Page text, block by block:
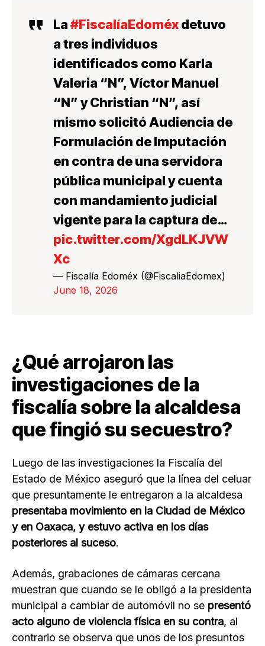
La#FiscalíaEdoméxdetuvo
a tres individuos
identificados como Karla
Valeria “N”, Víctor Manuel
“N” y Christian “N”, así
mismo solicitó Audiencia de
Formulación de Imputación
en contra de una servidora
pública municipal y cuenta
con mandamiento judicial
vigente para la captura de…
pic.twitter.com/XgdLKJVW
Xc
— Fiscalía Edoméx (@FiscaliaEdomex)
June 18, 2026
¿Qué arrojaron las
investigaciones de la
fiscalía sobre la alcaldesa
que fingió su secuestro?
Luego de las investigaciones la Fiscalía del
Estado de México aseguró que la línea del celuar
que presuntamente le entregaron a la alcaldesa
presentaba movimiento en la Ciudad de México
y en Oaxaca, y estuvo activa en los días
posteriores al suceso.
Además, grabaciones de cámaras cercana
muestran que cuando se le obligó a la presidenta
municipal a cambiar de automóvil no se presentó
acto alguno de violencia física en su contra, al
contrario se observa que unos de los presuntos